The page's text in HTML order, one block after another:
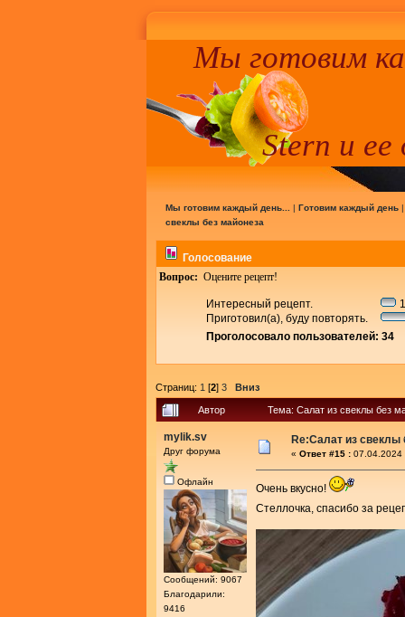
Мы готовим
Stern и ее
Мы готовим каждый день... | Готовим каждый день
свеклы без майонеза
Голосование
Вопрос: Оцените рецепт!
Интересный рецепт.
Приготовил(а), буду повторять.
Проголосовало пользователей: 34
Страниц: 1 [2] 3 Вниз
Автор Тема: Салат из свеклы без
mylik.sv
Друг форума
Офлайн
Сообщений: 9067
Благодарили:
9416
Re:Салат из свеклы
« Ответ #15 : 07.04.2024
Очень вкусно!
Стеллочка, спасибо за